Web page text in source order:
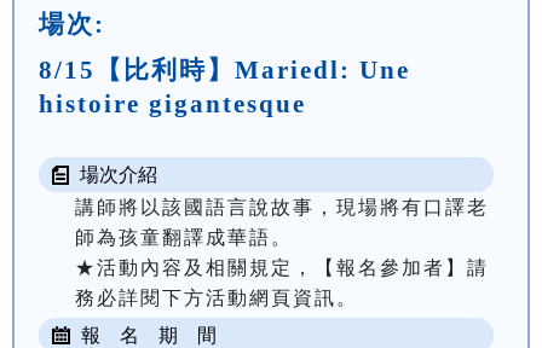
場次:
8/15【比利時】Mariedl: Une
histoire gigantesque
場次介紹
講師將以該國語言說故事，現場將有口譯老
師為孩童翻譯成華語。
★活動內容及相關規定，【報名參加者】請
務必詳閱下方活動網頁資訊。
報 名 期 間